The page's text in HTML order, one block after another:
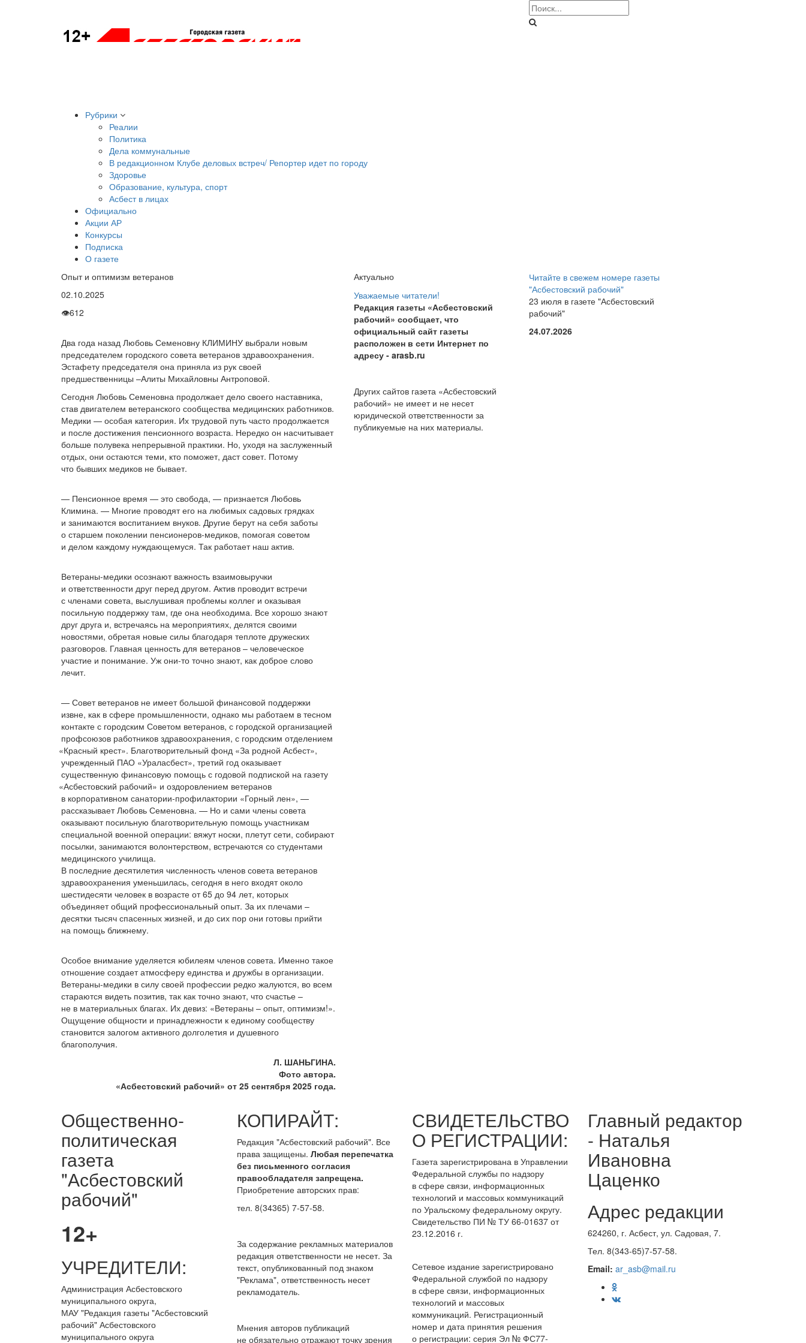
Рубрики
Реалии
Политика
Дела коммунальные
В редакционном Клубе деловых встреч/ Репортер идет по городу
Здоровье
Образование, культура, спорт
Асбест в лицах
Официально
Акции АР
Конкурсы
Подписка
О газете
Опыт и оптимизм ветеранов
02.10.2025
👁612
Два года назад Любовь Семеновну КЛИМИНУ выбрали новым
председателем городского совета ветеранов здравоохранения.
Эстафету председателя она приняла из рук своей
предшественницы –Алиты Михайловны Антроповой.
Сегодня Любовь Семеновна продолжает дело своего наставника,
став двигателем ветеранского сообщества медицинских работников.
Медики — особая категория. Их трудовой путь часто продолжается
и после достижения пенсионного возраста. Нередко он насчитывает
больше полувека непрерывной практики. Но, уходя на заслуженный
отдых, они остаются теми, кто поможет, даст совет. Потому
что бывших медиков не бывает.
— Пенсионное время — это свобода, — признается Любовь
Климина. — Многие проводят его на любимых садовых грядках
и занимаются воспитанием внуков. Другие берут на себя заботы
о старшем поколении пенсионеров-медиков, помогая советом
и делом каждому нуждающемуся. Так работает наш актив.
Ветераны-медики осознают важность взаимовыручки
и ответственности друг перед другом. Актив проводит встречи
с членами совета, выслушивая проблемы коллег и оказывая
посильную поддержку там, где она необходима. Все хорошо знают
друг друга и, встречаясь на мероприятиях, делятся своими
новостями, обретая новые силы благодаря теплоте дружеских
разговоров. Главная ценность для ветеранов – человеческое
участие и понимание. Уж они-то точно знают, как доброе слово
лечит.
— Совет ветеранов не имеет большой финансовой поддержки
извне, как в сфере промышленности, однако мы работаем в тесном
контакте с городским Советом ветеранов, с городской организацией
профсоюзов работников здравоохранения, с городским отделением
«Красный крест». Благотворительный фонд «Зародной Асбест»,
учрежденный ПАО «Ураласбест», третий год оказывает
существенную финансовую помощь с годовой подпиской на газету
«Асбестовский рабочий» и оздоровлением ветеранов
в корпоративном санатории-профилактории «Горный лен», —
рассказывает Любовь Семеновна. — Но и сами члены совета
оказывают посильную благотворительную помощь участникам
специальной военной операции: вяжут носки, плетут сети, собирают
посылки, занимаются волонтерством, встречаются со студентами
медицинского училища.
В последние десятилетия численность членов совета ветеранов
здравоохранения уменьшилась, сегодня в него входят около
шестидесяти человек в возрасте от 65 до 94 лет, которых
объединяет общий профессиональный опыт. За их плечами –
десятки тысяч спасенных жизней, и до сих пор они готовы прийти
на помощь ближнему.
Особое внимание уделяется юбилеям членов совета. Именно такое
отношение создает атмосферу единства и дружбы в организации.
Ветераны-медики в силу своей профессии редко жалуются, во всем
стараются видеть позитив, так как точно знают, что счастье –
не в материальных благах. Их девиз: «Ветераны – опыт, оптимизм!».
Ощущение общности и принадлежности к единому сообществу
становится залогом активного долголетия и душевного
благополучия.
Л. ШАНЬГИНА.
Фото автора.
«Асбестовский рабочий» от 25 сентября 2025 года.
Актуально
Уважаемые читатели!
Редакция газеты «Асбестовский
рабочий» сообщает, что
официальный сайт газеты
расположен в сети Интернет по
адресу - arasb.ru
Других сайтов газета «Асбестовский
рабочий» не имеет и не несет
юридической ответственности за
публикуемые на них материалы.
Читайте в свежем номере газеты
"Асбестовский рабочий"
23 июля в газете "Асбестовский
рабочий"
24.07.2026
Общественно-
политическая
газета
"Асбестовский
рабочий"
12+
УЧРЕДИТЕЛИ:
Администрация Асбестовского
муниципального округа,
МАУ"Редакция газеты "Асбестовский
рабочий" Асбестовского
муниципального округа
КОПИРАЙТ:
Редакция "Асбестовский рабочий". Все
права защищены. Любая перепечатка
без письменного согласия
правообладателя запрещена.
Приобретение авторских прав:
тел. 8(34365) 7-57-58.
За содержание рекламных материалов
редакция ответственности не несет. За
текст, опубликованный под знаком
"Реклама", ответственность несет
рекламодатель.
Мнения авторов публикаций
не обязательно отражают точку зрения
СВИДЕТЕЛЬСТВО
О РЕГИСТРАЦИИ:
Газета зарегистрирована в Управлении
Федеральной службы по надзору
в сфере связи, информационных
технологий и массовых коммуникаций
по Уральскому федеральному округу.
Свидетельство ПИ № ТУ 66-01637 от
23.12.2016 г.
Сетевое издание зарегистрировано
Федеральной службой по надзору
в сфере связи, информационных
технологий и массовых
коммуникаций. Регистрационный
номер и дата принятия решения
о регистрации: серия Эл № ФС77-
Главный редактор
- Наталья
Ивановна
Цаценко
Адрес редакции
624260, г. Асбест, ул. Садовая, 7.
Тел. 8(343-65)7-57-58.
Email: ar_asb@mail.ru